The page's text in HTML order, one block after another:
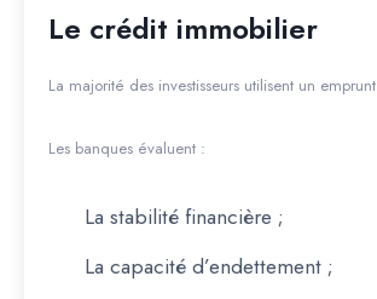
Le crédit immobilier
La majorité des investisseurs utilisent un
Les banques évaluent :
La stabilité financière ;
La capacité d’endettement ;